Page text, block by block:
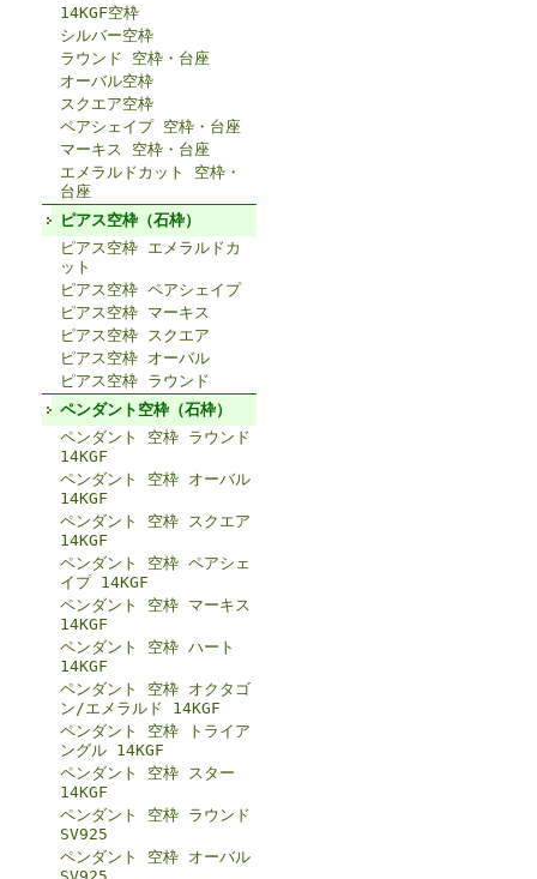
14KGF空枠
シルバー空枠
ラウンド 空枠・台座
オーバル空枠
スクエア空枠
ペアシェイプ 空枠・台座
マーキス 空枠・台座
エメラルドカット 空枠・
台座
ピアス空枠（石枠）
ピアス空枠 エメラルドカ
ット
ピアス空枠 ペアシェイプ
ピアス空枠 マーキス
ピアス空枠 スクエア
ピアス空枠 オーバル
ピアス空枠 ラウンド
ペンダント空枠（石枠）
ペンダント 空枠 ラウンド
14KGF
ペンダント 空枠 オーバル
14KGF
ペンダント 空枠 スクエア
14KGF
ペンダント 空枠 ペアシェ
イプ 14KGF
ペンダント 空枠 マーキス
14KGF
ペンダント 空枠 ハート
14KGF
ペンダント 空枠 オクタゴ
ン/エメラルド 14KGF
ペンダント 空枠 トライア
ングル 14KGF
ペンダント 空枠 スター
14KGF
ペンダント 空枠 ラウンド
SV925
ペンダント 空枠 オーバル